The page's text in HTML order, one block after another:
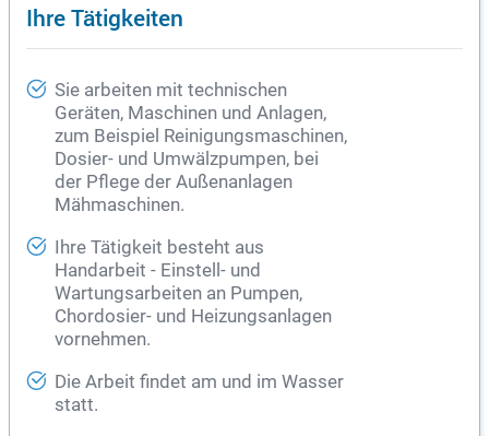
Ihre Tätigkeiten
Sie arbeiten mit technischen
Geräten, Maschinen und Anlagen,
zum Beispiel Reinigungsmaschinen,
Dosier- und Umwälzpumpen, bei
der Pflege der Außenanlagen
Mähmaschinen.
Ihre Tätigkeit besteht aus
Handarbeit - Einstell- und
Wartungsarbeiten an Pumpen,
Chordosier- und Heizungsanlagen
vornehmen.
Die Arbeit findet am und im Wasser
statt.